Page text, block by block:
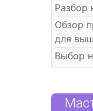
Разбор
Обзор
для
Выбор